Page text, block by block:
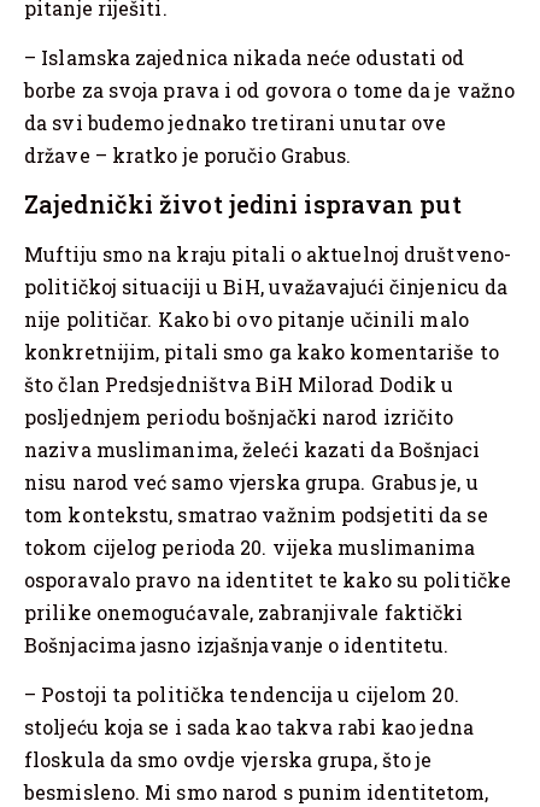
pitanje riješiti.
– Islamska zajednica nikada neće odustati od
borbe za svoja prava i od govora o tome da je važno
da svi budemo jednako tretirani unutar ove
države – kratko je poručio Grabus.
Zajednički život jedini ispravan put
Muftiju smo na kraju pitali o aktuelnoj društveno-
političkoj situaciji u BiH, uvažavajući činjenicu da
nije političar. Kako bi ovo pitanje učinili malo
konkretnijim, pitali smo ga kako komentariše to
što član Predsjedništva BiH Milorad Dodik u
posljednjem periodu bošnjački narod izričito
naziva muslimanima, želeći kazati da Bošnjaci
nisu narod već samo vjerska grupa. Grabus je, u
tom kontekstu, smatrao važnim podsjetiti da se
tokom cijelog perioda 20. vijeka muslimanima
osporavalo pravo na identitet te kako su političke
prilike onemogućavale, zabranjivale faktički
Bošnjacima jasno izjašnjavanje o identitetu.
– Postoji ta politička tendencija u cijelom 20.
stoljeću koja se i sada kao takva rabi kao jedna
floskula da smo ovdje vjerska grupa, što je
besmisleno. Mi smo narod s punim identitetom,